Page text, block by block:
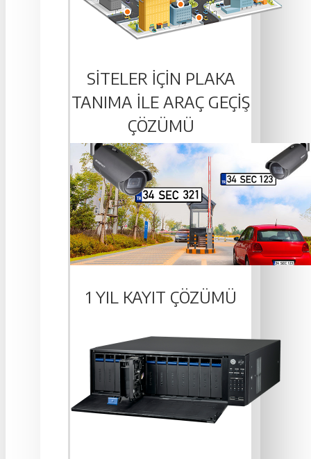
SITELER IÇIN PLAKA
TANIMA ILE ARAÇ GEÇIŞ
ÇÖZÜMÜ
1 YIL KAYIT ÇÖZÜMÜ